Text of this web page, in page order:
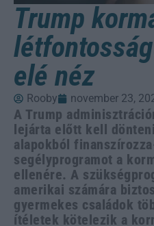
Trump
elé néz
Rooby november 23,
A Trump
lejárta előtt kell
alapokból
segélyprogramot a
ellenére. A
amerikai számára
gyermekes családok
ítéletek kötelezik a